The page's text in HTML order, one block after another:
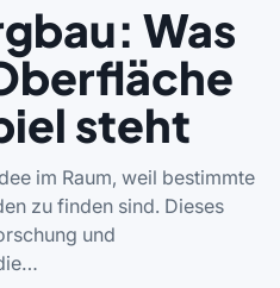
Was
steht
im Raum, weil bestimmte
zu finden sind. Dieses
und